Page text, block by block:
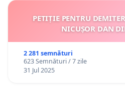
PETIȚIE PENTRU
NICUȘOR DAN
2 281 semnături
623 Semnături / 7 zile
31 Jul 2025